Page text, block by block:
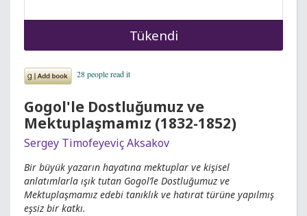
Tükendi
Gogol'le Dostluğumuz ve
Mektuplaşmamız (1832-1852)
Sergey Timofeyeviç Aksakov
Bir büyük yazarın hayatına mektuplar ve kişisel
anlatımlarla ışık tutan Gogol’le Dostluğumuz ve
Mektuplaşmamız edebi tanıklık ve hatırat türüne yapılmış
eşsiz bir katkı.